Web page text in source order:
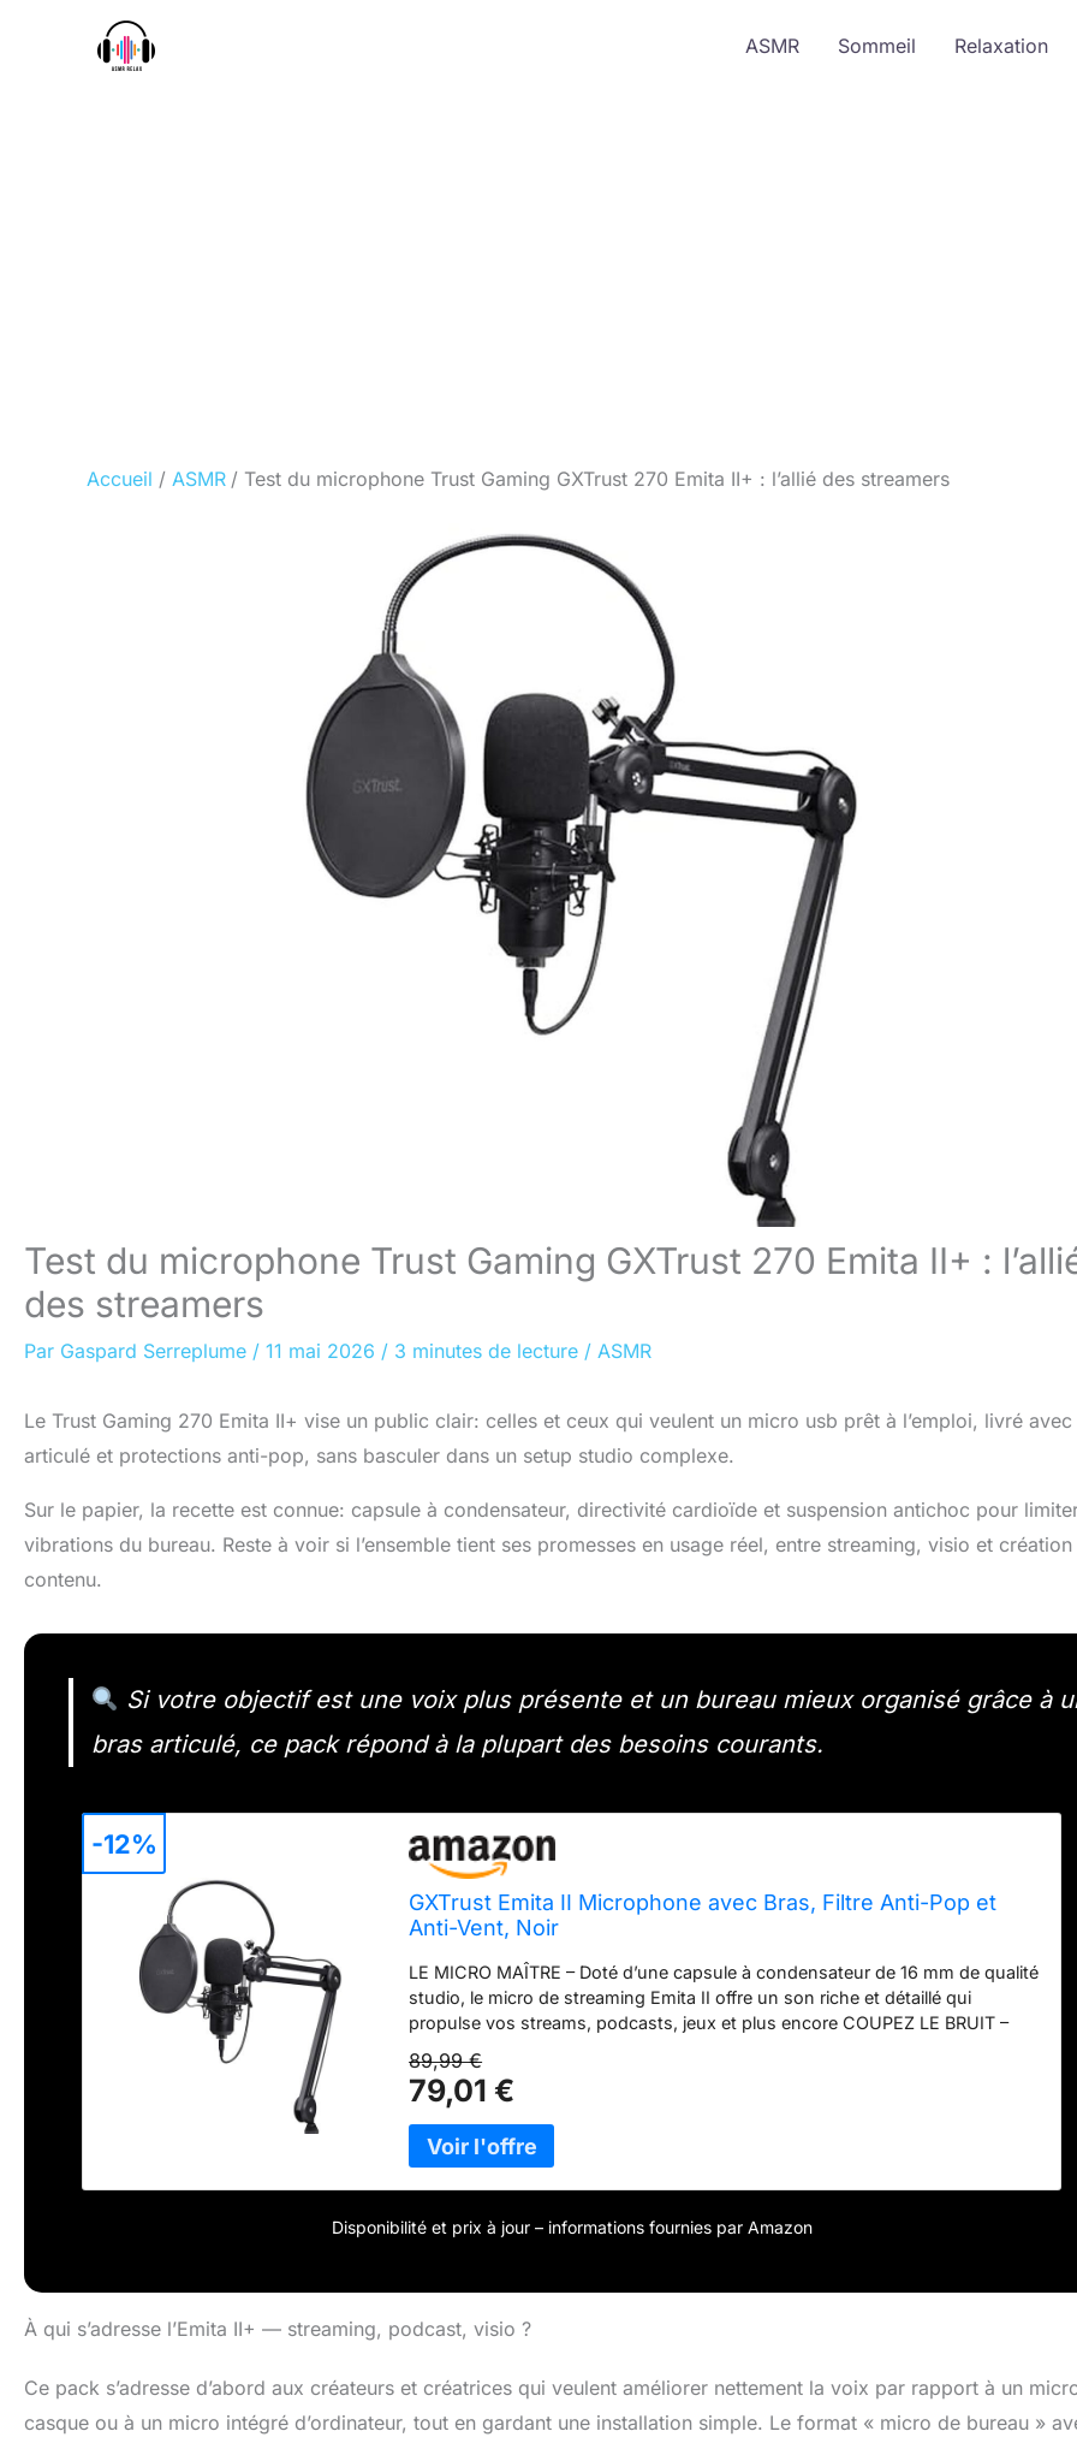
ASMR Sommeil Relaxation
Accueil ASMR Test du microphone Trust Gaming GXTrust 270 Emita II+ : l’allié des streamers
Test du microphone Trust Gaming GXTrust 270 Emita II+ :
des streamers
Par Gaspard Serreplume / 11 mai 2026 / 3 minutes de lecture / ASMR
Le Trust Gaming 270 Emita II+ vise un public clair: celles et ceux qui veulent un micro usb prêt à l’emploi, livré
articulé et protections anti-pop, sans basculer dans un setup studio complexe.
Sur le papier, la recette est connue: capsule à condensateur, directivité cardioïde et suspension antichoc pour
vibrations du bureau. Reste à voir si l’ensemble tient ses promesses en usage réel, entre streaming, visio et
contenu.
Si votre objectif est une voix plus présente et un bureau mieux organisé grâce à
bras articulé, ce pack répond à la plupart des besoins courants.
GXTrust Emita II Microphone avec Bras, Filtre Anti-Pop et
Anti-Vent, Noir
LE MICRO MAÎTRE – Doté d’une capsule à condensateur de 16 mm de qualité
studio, le micro de streaming Emita II offre un son riche et détaillé qui
propulse vos streams, podcasts, jeux et plus encore COUPEZ LE BRUIT –
kHz/24 bits, ce micro haute précision garantit des enregistrements clairs
sans bruits parasites VOICI LE BOOM – Positionnez votre micro pile où il faut
avec le bras réglable inclus, montable partout grâce à la pince à vis moletée
pratique PAS DE MAUVAISES ONDES – La seule chose que votre microphone
doit capter est votre voix. L’Emita possède un boîtier en métal et une
CONNECTÉ – Utilisez le câble USB intégré de 2,5 m pour connecter
89,99 €
79,01 €
-12%
Disponibilité et prix à jour – informations fournies par Amazon
À qui s’adresse l’Emita II+ — streaming, podcast, visio ?
Ce pack s’adresse d’abord aux créateurs et créatrices qui veulent améliorer nettement la voix par rapport à un
casque ou à un micro intégré d’ordinateur, tout en gardant une installation simple. Le format « micro de bureau »